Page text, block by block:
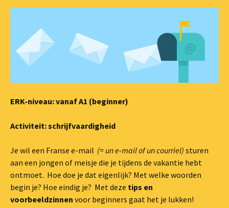
ERK-niveau: vanaf A1 (beginner)
Activiteit: schrijfvaardigheid
Je wil een Franse e-mail (= un e-mail of un courriel) sturen
aan een jongen of meisje die je tijdens de vakantie hebt
ontmoet. Hoe doe je dat eigenlijk? Met welke woorden
begin je? Hoe eindig je? Met deze tips en
voorbeeldzinnen voor beginners gaat het je lukken!